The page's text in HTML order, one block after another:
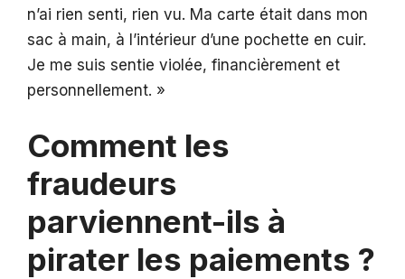
n’ai rien senti, rien vu. Ma carte était dans mon
sac à main, à l’intérieur d’une pochette en cuir.
Je me suis sentie violée, financièrement et
personnellement. »
Comment les
fraudeurs
parviennent-ils à
pirater les paiements ?